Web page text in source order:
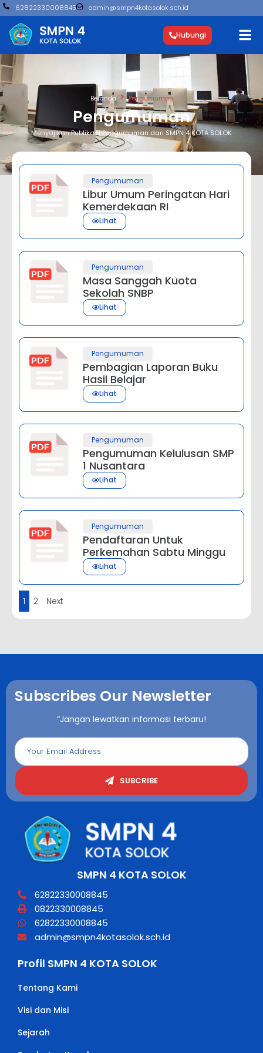
62822330008845 admin@smpn4kotasolok.sch.id
Hubungi
Beranda Pengumuman
Pengumuman
Menyajikan Publikasi Pengumuman dari SMPN 4 KOTA SOLOK
Pengumuman
Libur Umum Peringatan Hari
Kemerdekaan RI
Lihat
Pengumuman
Masa Sanggah Kuota
Sekolah SNBP
Lihat
Pengumuman
Pembagian Laporan Buku
Hasil Belajar
Lihat
Pengumuman
Pengumuman Kelulusan SMP
1 Nusantara
Lihat
Pengumuman
Pendaftaran Untuk
Perkemahan Sabtu Minggu
Lihat
1 2 Next
Subscribes Our Newsletter
“Jangan lewatkan informasi terbaru!
SUBCRIBE
SMPN 4 KOTA SOLOK
62822330008845
0822330008845
62822330008845
admin@smpn4kotasolok.sch.id
Profil SMPN 4 KOTA SOLOK
Tentang Kami
Visi dan Misi
Sejarah